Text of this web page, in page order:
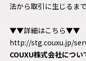
法から取引に生じるま
▼▼詳細はこちら▼▼
http://stg.couxu.jp/
COUXU株式会社につい